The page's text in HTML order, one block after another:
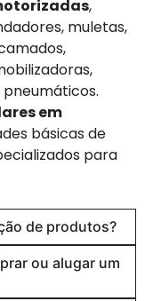
,
muletas,
em
básicas de
para
de produtos?
ou alugar um